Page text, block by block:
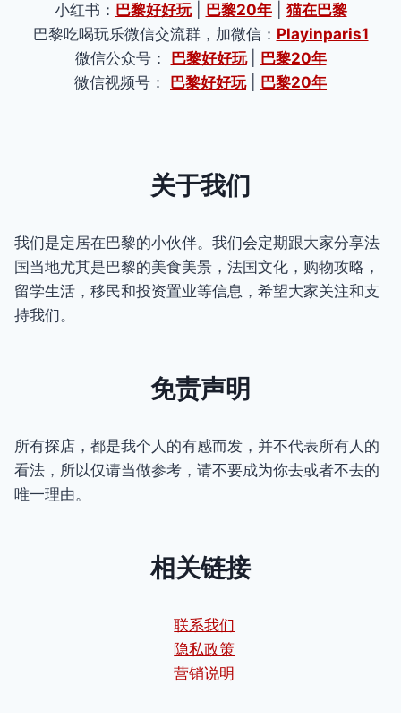
小红书： 巴黎好好玩| 巴黎20年| 猫在巴黎
巴黎吃喝玩乐微信交流群，加微信： Playinparis1
微信公众号： 巴黎好好玩
巴黎20年
微信视频号： 巴黎好好玩| 巴黎20年
关于我们
我们是定居在巴黎的小伙伴。我们会定期跟大家分享法
国当地尤其是巴黎的美食美景，法国文化，购物攻略，
留学生活，移民和投资置业等信息，希望大家关注和支
持我们。
免责声明
所有探店，都是我个人的有感而发，并不代表所有人的
看法，所以仅请当做参考，请不要成为你去或者不去的
唯一理由。
相关链接
联系我们
隐私政策
营销说明